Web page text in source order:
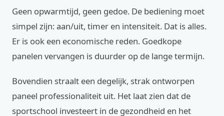
Geen opwarmtijd, geen gedoe. De bediening moet
simpel zijn: aan/uit, timer en intensiteit. Dat is alles.
Er is ook een economische reden. Goedkope
panelen vervangen is duurder op de lange termijn.
Bovendien straalt een degelijk, strak ontworpen
paneel professionaliteit uit. Het laat zien dat de
sportschool investeert in de gezondheid en het